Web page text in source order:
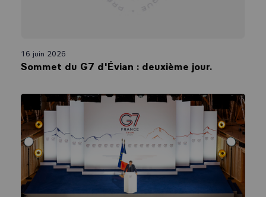
16 juin 2026
Sommet du G7 d'Évian : deuxième jour.